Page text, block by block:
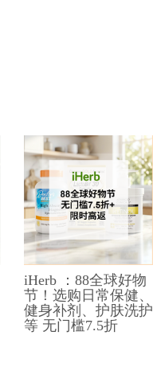
iHerb ：88全球好物
节！选购日常保健、
健身补剂、护肤洗护
等 无门槛7.5折